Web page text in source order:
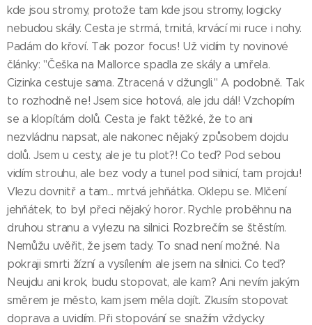
kde jsou stromy, protože tam kde jsou stromy, logicky
nebudou skály. Cesta je strmá, trnitá, krvácí mi ruce i nohy.
Padám do křoví. Tak pozor focus! Už vidím ty novinové
články: "Češka na Mallorce spadla ze skály a umřela.
Cizinka cestuje sama. Ztracená v džungli." A podobně. Tak
to rozhodně ne! Jsem sice hotová, ale jdu dál! Vzchopím
se a klopítám dolů. Cesta je fakt těžké, že to ani
nezvládnu napsat, ale nakonec nějaký způsobem dojdu
dolů. Jsem u cesty, ale je tu plot?! Co teď? Pod sebou
vidím strouhu, ale bez vody a tunel pod silnicí, tam projdu!
Vlezu dovnitř a tam... mrtvá jehňátka. Oklepu se. Mlčení
jehňátek, to byl přeci nějaký horor. Rychle proběhnu na
druhou stranu a vylezu na silnici. Rozbrečím se štěstím.
Nemůžu uvěřit, že jsem tady. To snad není možné. Na
pokraji smrti žízní a vysílením ale jsem na silnici. Co teď?
Neujdu ani krok, budu stopovat, ale kam? Ani nevím jakým
směrem je město, kam jsem měla dojít. Zkusím stopovat
doprava a uvidím. Při stopování se snažím vždycky